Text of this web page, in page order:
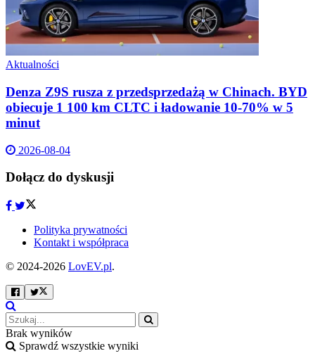
Aktualności
Denza Z9S rusza z przedsprzedażą w Chinach. BYD
obiecuje 1 100 km CLTC i ładowanie 10-70% w 5
minut
2026-08-04
Dołącz do dyskusji
Polityka prywatności
Kontakt i współpraca
© 2024-2026 LovEV.pl.
Brak wyników
Sprawdź wszystkie wyniki